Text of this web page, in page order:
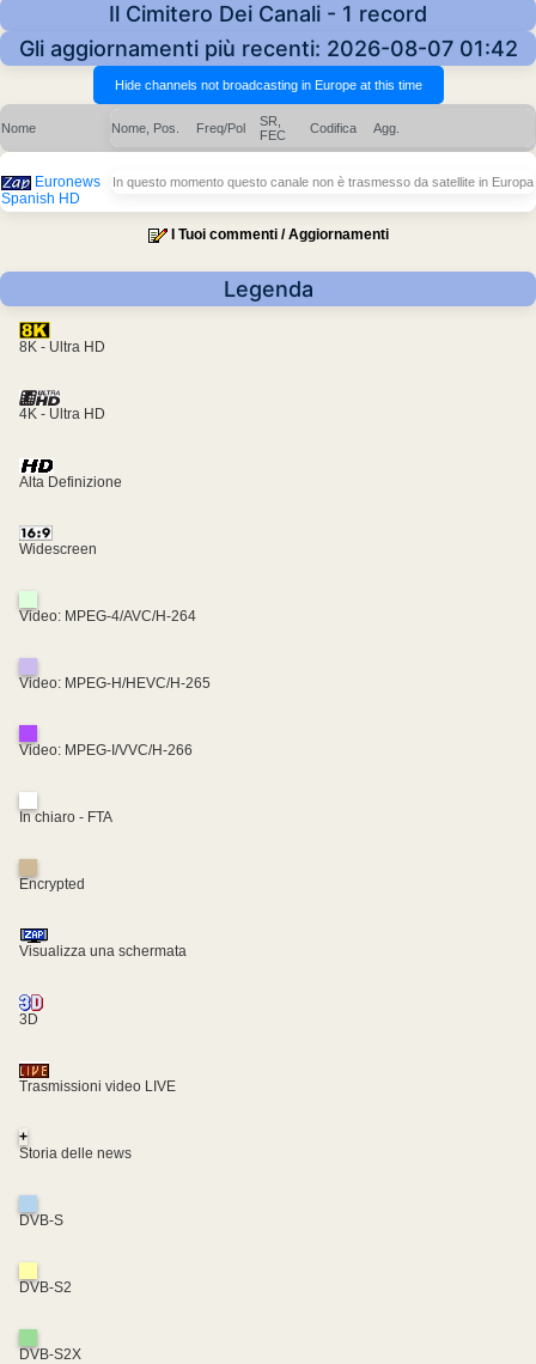
Il Cimitero Dei Canali - 1 record
Gli aggiornamenti più recenti: 2026-08-07 01:42
Nome Nome, Pos. Freq/Pol
SR,
FEC
Codifica Agg.
Euronews
Spanish HD
In questo momento questo canale non è trasmesso da satellite in Europa
I Tuoi commenti / Aggiornamenti
Legenda
8K - Ultra HD
4K - Ultra HD
Alta Definizione
Widescreen
Video: MPEG-4/AVC/H-264
Video: MPEG-H/HEVC/H-265
Video: MPEG-I/VVC/H-266
In chiaro - FTA
Encrypted
Visualizza una schermata
3D
Trasmissioni video LIVE
+
Storia delle news
DVB-S
DVB-S2
DVB-S2X